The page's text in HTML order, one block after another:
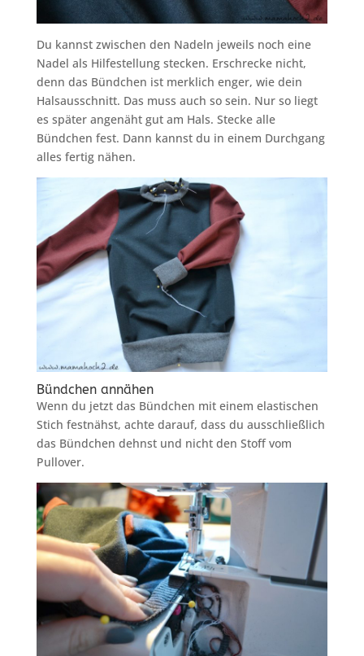
Du kannst zwischen den Nadeln jeweils noch eine
Nadel als Hilfestellung stecken. Erschrecke nicht,
denn das Bündchen ist merklich enger, wie dein
Halsausschnitt. Das muss auch so sein. Nur so liegt
es später angenäht gut am Hals. Stecke alle
Bündchen fest. Dann kannst du in einem Durchgang
alles fertig nähen.
Bündchen annähen
Wenn du jetzt das Bündchen mit einem elastischen
Stich festnähst, achte darauf, dass du ausschließlich
das Bündchen dehnst und nicht den Stoff vom
Pullover.